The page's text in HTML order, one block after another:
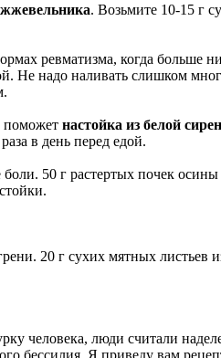
. Возьмите 10-15 г
ревматизма, когда больше
Не надо наливать слишком
поможет настойка из белой
в день перед едой.
50 г растертых почек
20 г сухих мятных
человека, люди считали
бессилия. Я приведу вам